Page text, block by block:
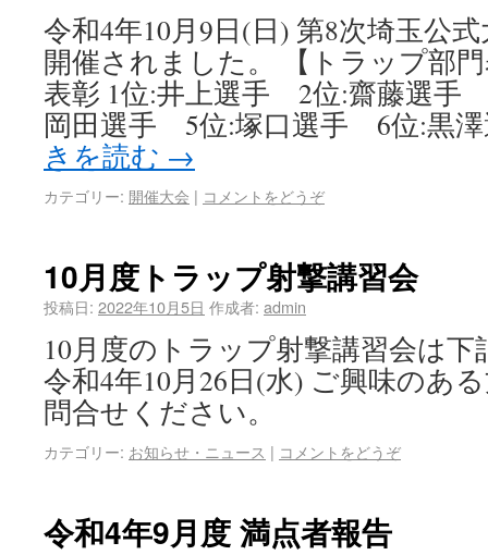
令和4年10月9日(日) 第8次埼玉公
開催されました。 【トラップ部
表彰 1位:井上選手 2位:齋藤選
岡田選手 5位:塚口選手 6位:黒
きを読む →
カテゴリー: 開催大会 | コメントをどうぞ
10月度トラップ射撃講習会
投稿日: 2022年10月5日 作成者: admin
10月度のトラップ射撃講習会は
令和4年10月26日(水) ご興味のあ
問合せください。
カテゴリー: お知らせ・ニュース | コメントをどうぞ
令和4年9月度 満点者報告